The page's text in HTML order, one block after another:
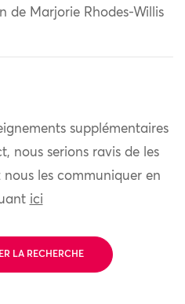
de Marjorie Rhodes-Willis
supplémentaires
nous serions ravis de les
les communiquer en
ici
LA RECHERCHE